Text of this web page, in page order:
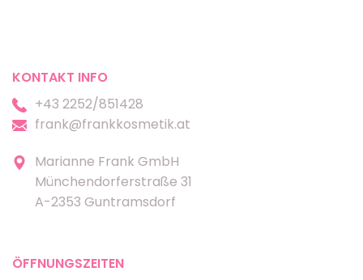
KONTAKT INFO
+43 2252/851428
frank@frankkosmetik.at
Marianne Frank GmbH
Münchendorferstraße 31
A-2353 Guntramsdorf
ÖFFNUNGSZEITEN